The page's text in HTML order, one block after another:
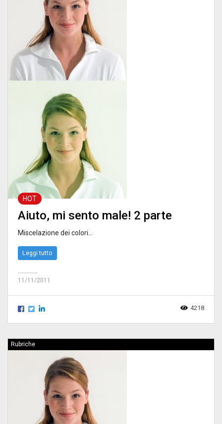
HOT
Aiuto, mi sento male! 2 parte
Miscelazione dei colori...
Leggi tutto
11/11/2011
4218
Rubriche